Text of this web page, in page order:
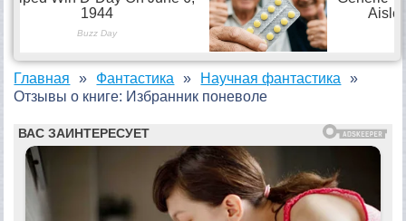
Главная Фантастика
Научная фантастика
Отзывы о книге: Избранник поневоле